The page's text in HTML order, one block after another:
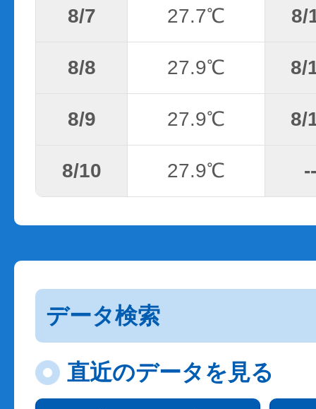
8/7 27.7℃ 8/
8/8 27.9℃ 8/
8/9 27.9℃ 8/
8/10 27.9℃ --
データ検索
直近のデータを見る